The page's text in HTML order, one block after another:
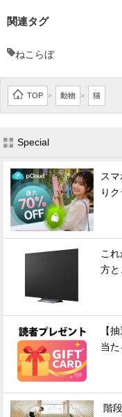
関連タグ
ねこらぼ
TOP > 動物 > 猫
Special
ス
り
こ
方と
【
当
階